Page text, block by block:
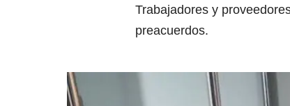
Trabajadores y
preacuerdos.